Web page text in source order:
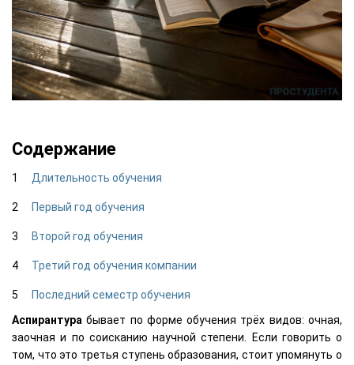
Содержание
Длительность обучения
Первый год обучения
Второй год обучения
Третий год обучения компании
Последний семестр обучения
Аспирантура бывает по форме обучения трёх видов: очная,
заочная и по соисканию научной степени. Если говорить о
том, что это третья ступень образования, стоит упомянуть о